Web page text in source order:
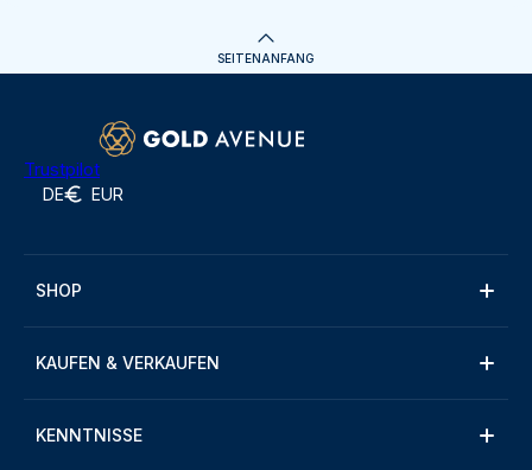
SEITENANFANG
Trustpilot
DE EUR
SHOP
KAUFEN & VERKAUFEN
KENNTNISSE